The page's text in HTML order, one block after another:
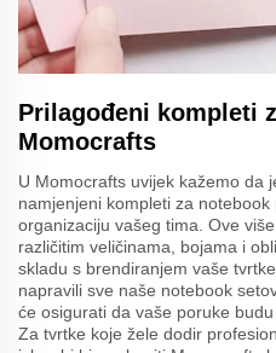
Prilagođeni kompleti
Momocrafts
U Momocrafts uvijek kažemo da
namjenjeni kompleti za
organizaciju vašeg tima. Ove
različitim veličinama, bojama i
skladu s brendiranjem vaše
napravili sve naše notebook
će osigurati da vaše poruke
Za tvrtke koje žele dodir